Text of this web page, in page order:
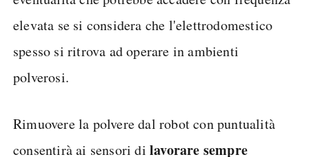
elevata se si considera che l'elettrodomestico
spesso si ritrova ad operare in ambienti
polverosi.
Rimuovere la polvere dal robot con puntualità
consentirà ai sensori di lavorare sempre